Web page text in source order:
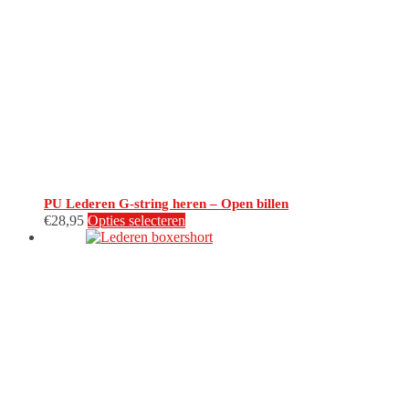
PU Lederen G-string heren – Open billen
€28,95 Opties selecteren
product